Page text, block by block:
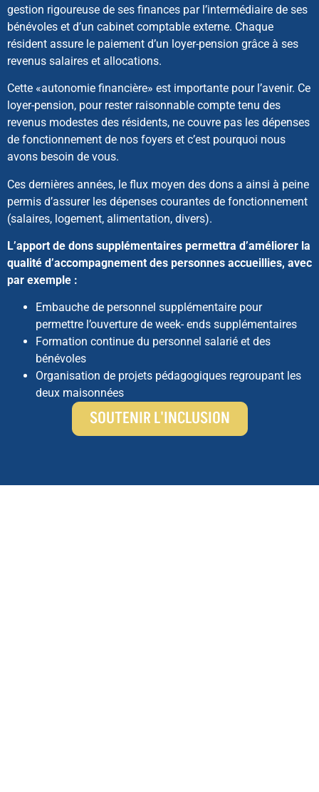
gestion rigoureuse de ses finances par l’intermédiaire de ses
bénévoles et d’un cabinet comptable externe. Chaque
résident assure le paiement d’un loyer-pension grâce à ses
revenus salaires et allocations.
Cette «autonomie financière» est importante pour l’avenir. Ce
loyer-pension, pour rester raisonnable compte tenu des
revenus modestes des résidents, ne couvre pas les dépenses
de fonctionnement de nos foyers et c’est pourquoi nous
avons besoin de vous.
Ces dernières années, le flux moyen des dons a ainsi à peine
permis d’assurer les dépenses courantes de fonctionnement
(salaires, logement, alimentation, divers).
L’apport de dons supplémentaires permettra d’améliorer la
qualité d’accompagnement des personnes accueillies, avec
par exemple :
Embauche de personnel supplémentaire pour
permettre l’ouverture de week- ends supplémentaires
Formation continue du personnel salarié et des
bénévoles
Organisation de projets pédagogiques regroupant les
deux maisonnées
SOUTENIR L'INCLUSION